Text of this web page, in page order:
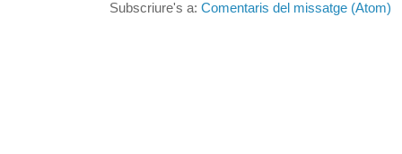
Subscriure's a: Comentaris del missatge (Atom)